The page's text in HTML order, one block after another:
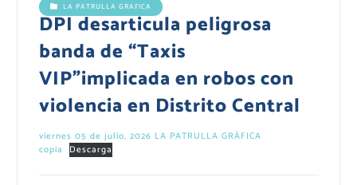
LA PATRULLA GRAFICA
DPI desarticula peligrosa
banda de “Taxis
VIP”implicada en robos con
violencia en Distrito Central
viernes 05 de julio, 2026 LA PATRULLA GRÁFICA
copia
Descarga